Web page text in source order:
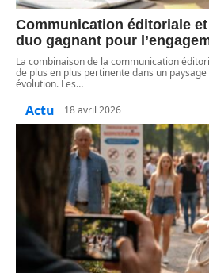
Communication éditoriale
duo gagnant pour
La combinaison de la communication
de plus en plus pertinente dans un
évolution. Les…
Actu 18 avril 2026